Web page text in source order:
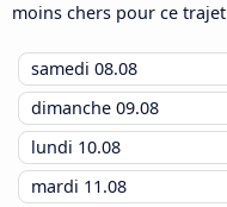
moins chers pour ce
samedi 08.08
dimanche 09.08
lundi 10.08
mardi 11.08